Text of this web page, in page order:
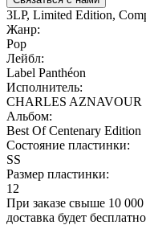
3LP, Limited Edition,
Жанр:
Pop
Лейбл:
Label Panthéon
Исполнитель:
CHARLES AZNAVOUR
Альбом:
Best Of Centenary Edition
Состояние пластинки:
SS
Размер пластинки:
12
При заказе свыше 10 000
доставка будет